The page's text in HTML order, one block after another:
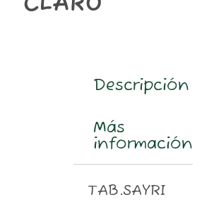
Descripción
Más
información
TAB.SAYRI